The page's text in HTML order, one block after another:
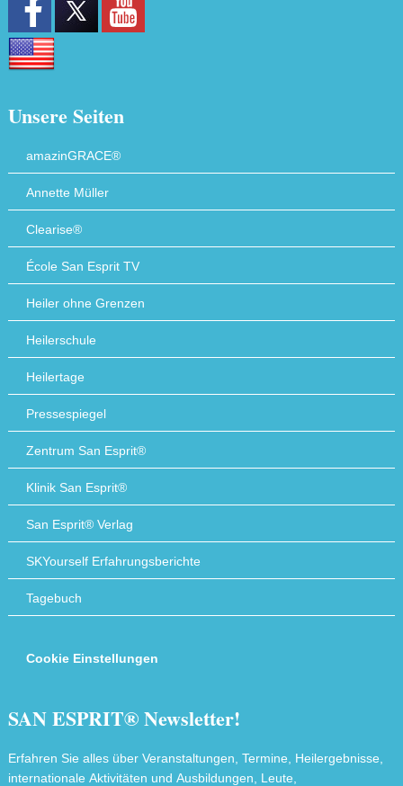
Unsere Seiten
amazinGRACE®
Annette Müller
Clearise®
École San Esprit TV
Heiler ohne Grenzen
Heilerschule
Heilertage
Pressespiegel
Zentrum San Esprit®
Klinik San Esprit®
San Esprit® Verlag
SKYourself Erfahrungsberichte
Tagebuch
Cookie Einstellungen
SAN ESPRIT® Newsletter!
Erfahren Sie alles über Veranstaltungen, Termine, Heilergebnisse,
internationale Aktivitäten und Ausbildungen, Leute,